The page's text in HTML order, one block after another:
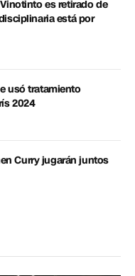
es retirado de
está por
usó tratamiento
2024
Curry jugarán juntos